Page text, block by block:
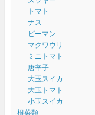
トマト
ナス
ピーマン
マクワウリ
ミニトマト
唐辛子
大玉スイカ
大玉トマト
小玉スイカ
根菜類